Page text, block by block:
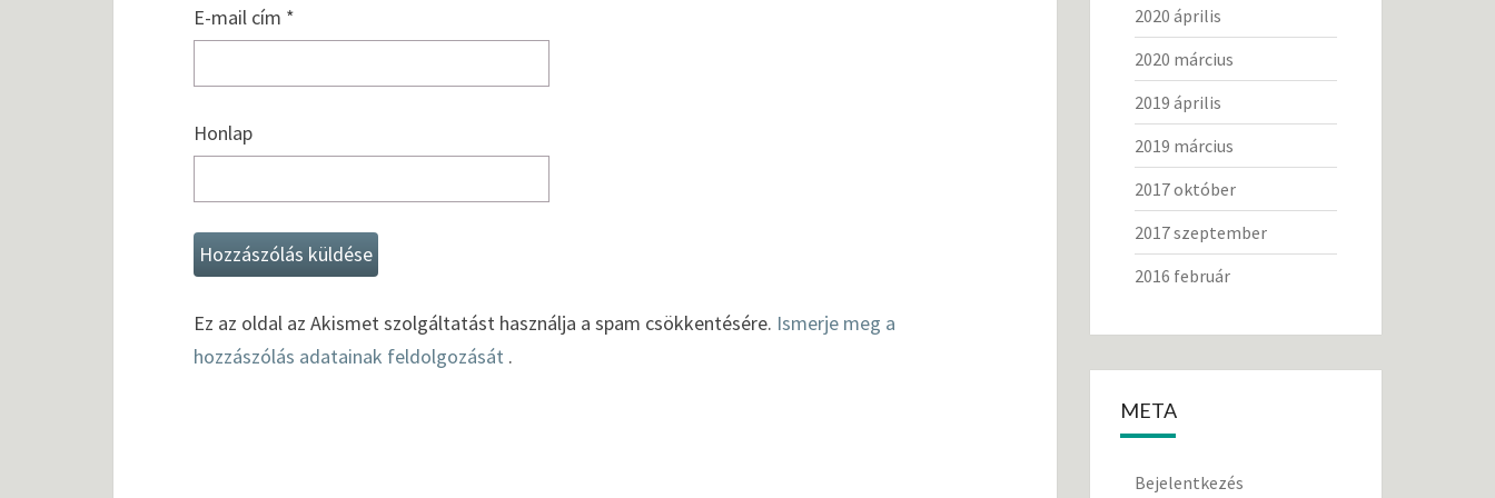
E-mail cím *
Honlap
Ez az oldal az Akismet szolgáltatást használja a spam csökkentésére. Ismerje meg a
hozzászólás adatainak feldolgozását .
2020 április
2020 március
2019 április
2019 március
2017 október
2017 szeptember
2016 február
META
Bejelentkezés